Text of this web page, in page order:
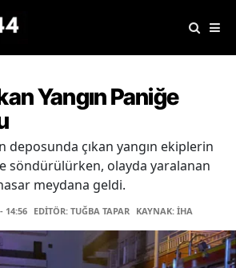
Yangın Paniğe
deposunda çıkan yangın ekiplerin
söndürülürken, olayda yaralanan
meydana geldi.
14:56 EDİTÖR: TUĞBA TAPAR KAYNAK: İHA